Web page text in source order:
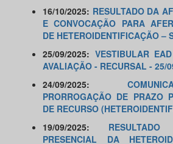
16/10/2025: RESULTADO DA
E CONVOCAÇÃO PARA
DE HETEROIDENTIFICAÇÃO –
25/09/2025: VESTIBULAR
AVALIAÇÃO - RECURSAL - 25/
24/09/2025:
PRORROGAÇÃO DE PRAZO
DE RECURSO
19/09/2025:
PRESENCIAL DA